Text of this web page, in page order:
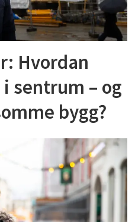
Hvordan
sentrum – og
bygg?